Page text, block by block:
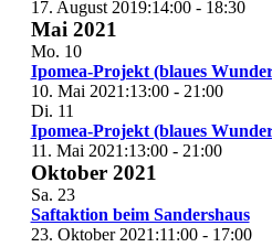
17. August 2019:14:00- 18:30
Mai 2021
Mo. 10
Ipomea-Projekt (blaues
10. Mai 2021:13:00- 21:00
Di. 11
Ipomea-Projekt (blaues
11. Mai 2021:13:00- 21:00
Oktober 2021
Sa. 23
Saftaktion beim Sandershaus
23. Oktober 2021:11:00- 17:00